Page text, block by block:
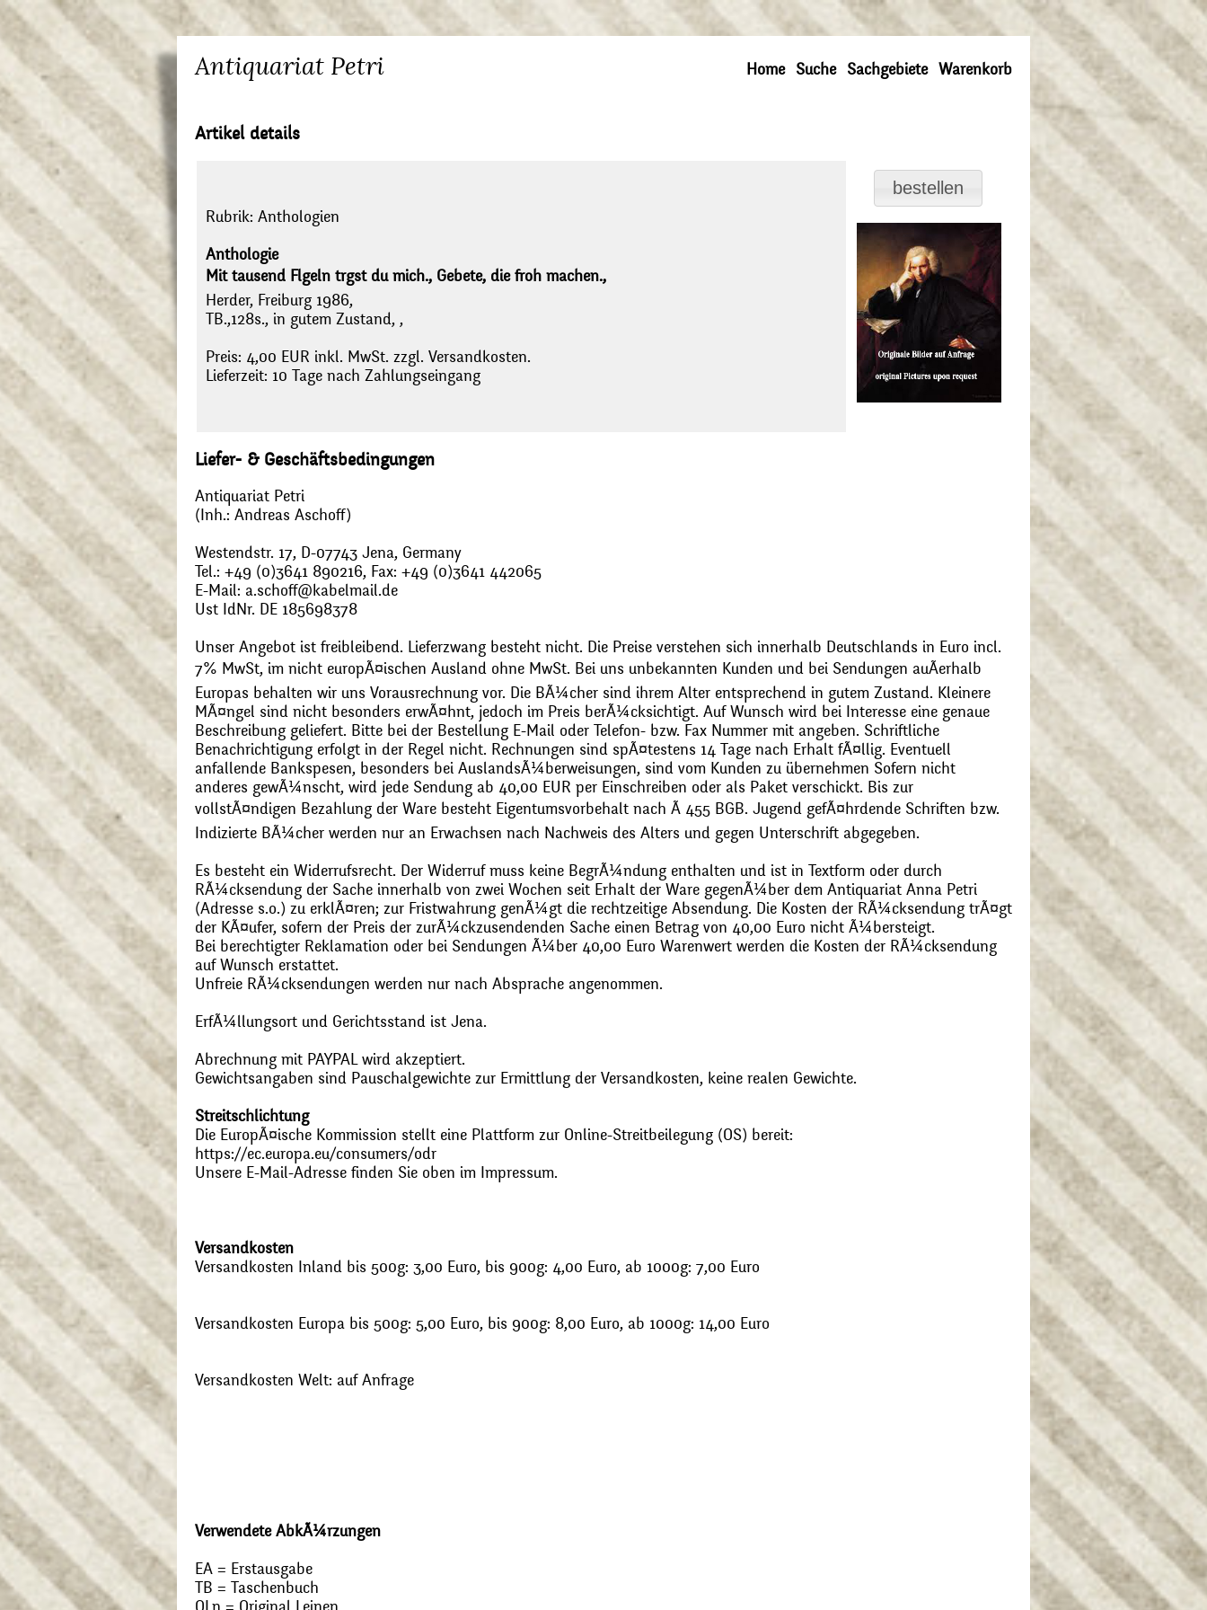
Antiquariat Petri Home Suche Sachgebiete Warenkorb
Artikel details
Rubrik: Anthologien
Anthologie
Mit tausend Flgeln trgst du mich., Gebete, die froh machen.,
Herder, Freiburg 1986,
TB.,128s., in gutem Zustand, ,
Preis: 4,00 EUR inkl. MwSt. zzgl. Versandkosten.
Lieferzeit: 10 Tage nach Zahlungseingang
Liefer- & Geschäftsbedingungen
Antiquariat Petri
(Inh.: Andreas Aschoff)
Westendstr. 17, D-07743 Jena, Germany
Tel.: +49 (0)3641 890216, Fax: +49 (0)3641 442065
E-Mail: a.schoff@kabelmail.de
Ust IdNr. DE 185698378
Unser Angebot ist freibleibend. Lieferzwang besteht nicht. Die Preise verstehen sich innerhalb Deutschlands in Euro incl.
7% MwSt, im nicht europÃ¤ischen Ausland ohne MwSt. Bei uns unbekannten Kunden und bei Sendungen auÃerhalb
Europas behalten wir uns Vorausrechnung vor. Die BÃ¼cher sind ihrem Alter entsprechend in gutem Zustand. Kleinere
MÃ¤ngel sind nicht besonders erwÃ¤hnt, jedoch im Preis berÃ¼cksichtigt. Auf Wunsch wird bei Interesse eine genaue
Beschreibung geliefert. Bitte bei der Bestellung E-Mail oder Telefon- bzw. Fax Nummer mit angeben. Schriftliche
Benachrichtigung erfolgt in der Regel nicht. Rechnungen sind spÃ¤testens 14 Tage nach Erhalt fÃ¤llig. Eventuell
anfallende Bankspesen, besonders bei AuslandsÃ¼berweisungen, sind vom Kunden zu übernehmen Sofern nicht
anderes gewÃ¼nscht, wird jede Sendung ab 40,00 EUR per Einschreiben oder als Paket verschickt. Bis zur
vollstÃ¤ndigen Bezahlung der Ware besteht Eigentumsvorbehalt nach Ã 455 BGB. Jugend gefÃ¤hrdende Schriften bzw.
Indizierte BÃ¼cher werden nur an Erwachsen nach Nachweis des Alters und gegen Unterschrift abgegeben.
Es besteht ein Widerrufsrecht. Der Widerruf muss keine BegrÃ¼ndung enthalten und ist in Textform oder durch
RÃ¼cksendung der Sache innerhalb von zwei Wochen seit Erhalt der Ware gegenÃ¼ber dem Antiquariat Anna Petri
(Adresse s.o.) zu erklÃ¤ren; zur Fristwahrung genÃ¼gt die rechtzeitige Absendung. Die Kosten der RÃ¼cksendung trÃ¤gt
der KÃ¤ufer, sofern der Preis der zurÃ¼ckzusendenden Sache einen Betrag von 40,00 Euro nicht Ã¼bersteigt.
Bei berechtigter Reklamation oder bei Sendungen Ã¼ber 40,00 Euro Warenwert werden die Kosten der RÃ¼cksendung
auf Wunsch erstattet.
Unfreie RÃ¼cksendungen werden nur nach Absprache angenommen.
ErfÃ¼llungsort und Gerichtsstand ist Jena.
Abrechnung mit PAYPAL wird akzeptiert.
Gewichtsangaben sind Pauschalgewichte zur Ermittlung der Versandkosten, keine realen Gewichte.
Streitschlichtung
Die EuropÃ¤ische Kommission stellt eine Plattform zur Online-Streitbeilegung (OS) bereit:
https://ec.europa.eu/consumers/odr
Unsere E-Mail-Adresse finden Sie oben im Impressum.
Versandkosten
Versandkosten Inland bis 500g: 3,00 Euro, bis 900g: 4,00 Euro, ab 1000g: 7,00 Euro
Versandkosten Europa bis 500g: 5,00 Euro, bis 900g: 8,00 Euro, ab 1000g: 14,00 Euro
Versandkosten Welt: auf Anfrage
Verwendete AbkÃ¼rzungen
EA = Erstausgabe
TB = Taschenbuch